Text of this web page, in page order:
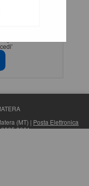
DIGITALE
(MT) | Posta Elettronica
3061